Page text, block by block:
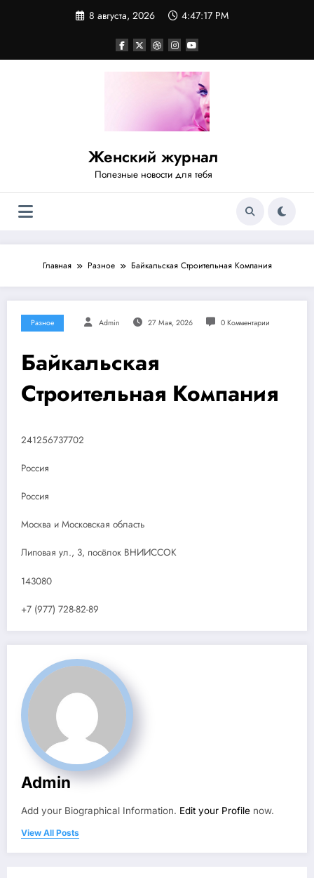
8 августа, 2026 4:47:17 PM
Женский журнал
Полезные новости для тебя
Главная Разное Байкальская Строительная Компания
Разное Admin 27 Мая, 2026 0 Комментарии
Байкальская
Строительная Компания
241256737702
Россия
Россия
Москва и Московская область
Липовая ул., 3, посёлок ВНИИССОК
143080
+7 (977) 728-82-89
Admin
Add your Biographical Information. Edit your Profile now.
View All Posts